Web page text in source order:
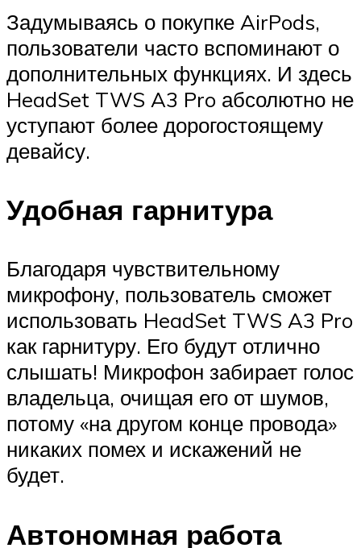
Задумываясь о покупке AirPods,
пользователи часто вспоминают о
дополнительных функциях. И здесь
HeadSet TWS A3 Pro абсолютно не
уступают более дорогостоящему
девайсу.
Удобная гарнитура
Благодаря чувствительному
микрофону, пользователь сможет
использовать HeadSet TWS A3 Pro
как гарнитуру. Его будут отлично
слышать! Микрофон забирает голос
владельца, очищая его от шумов,
потому «на другом конце провода»
никаких помех и искажений не
будет.
Автономная работа